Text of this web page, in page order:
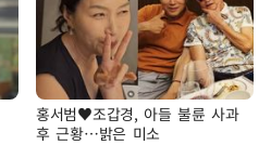
홍서범♥조갑경, 아들 불륜 사과
후 근황…밝은 미소